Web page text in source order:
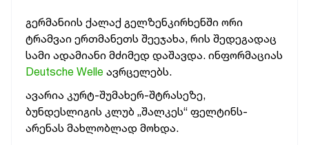
გერმანიის ქალაქ გელზენკირხენში ორი
ტრამვაი ერთმანეთს შეეჯახა, რის შედეგადაც
სამი ადამიანი მძიმედ დაშავდა. ინფორმაციას
Deutsche Welle ავრცელებს.
ავარია კურტ-შუმახერ-შტრასეზე,
ბუნდესლიგის კლუბ „შალკეს“ ფელტინს-
არენას მახლობლად მოხდა.